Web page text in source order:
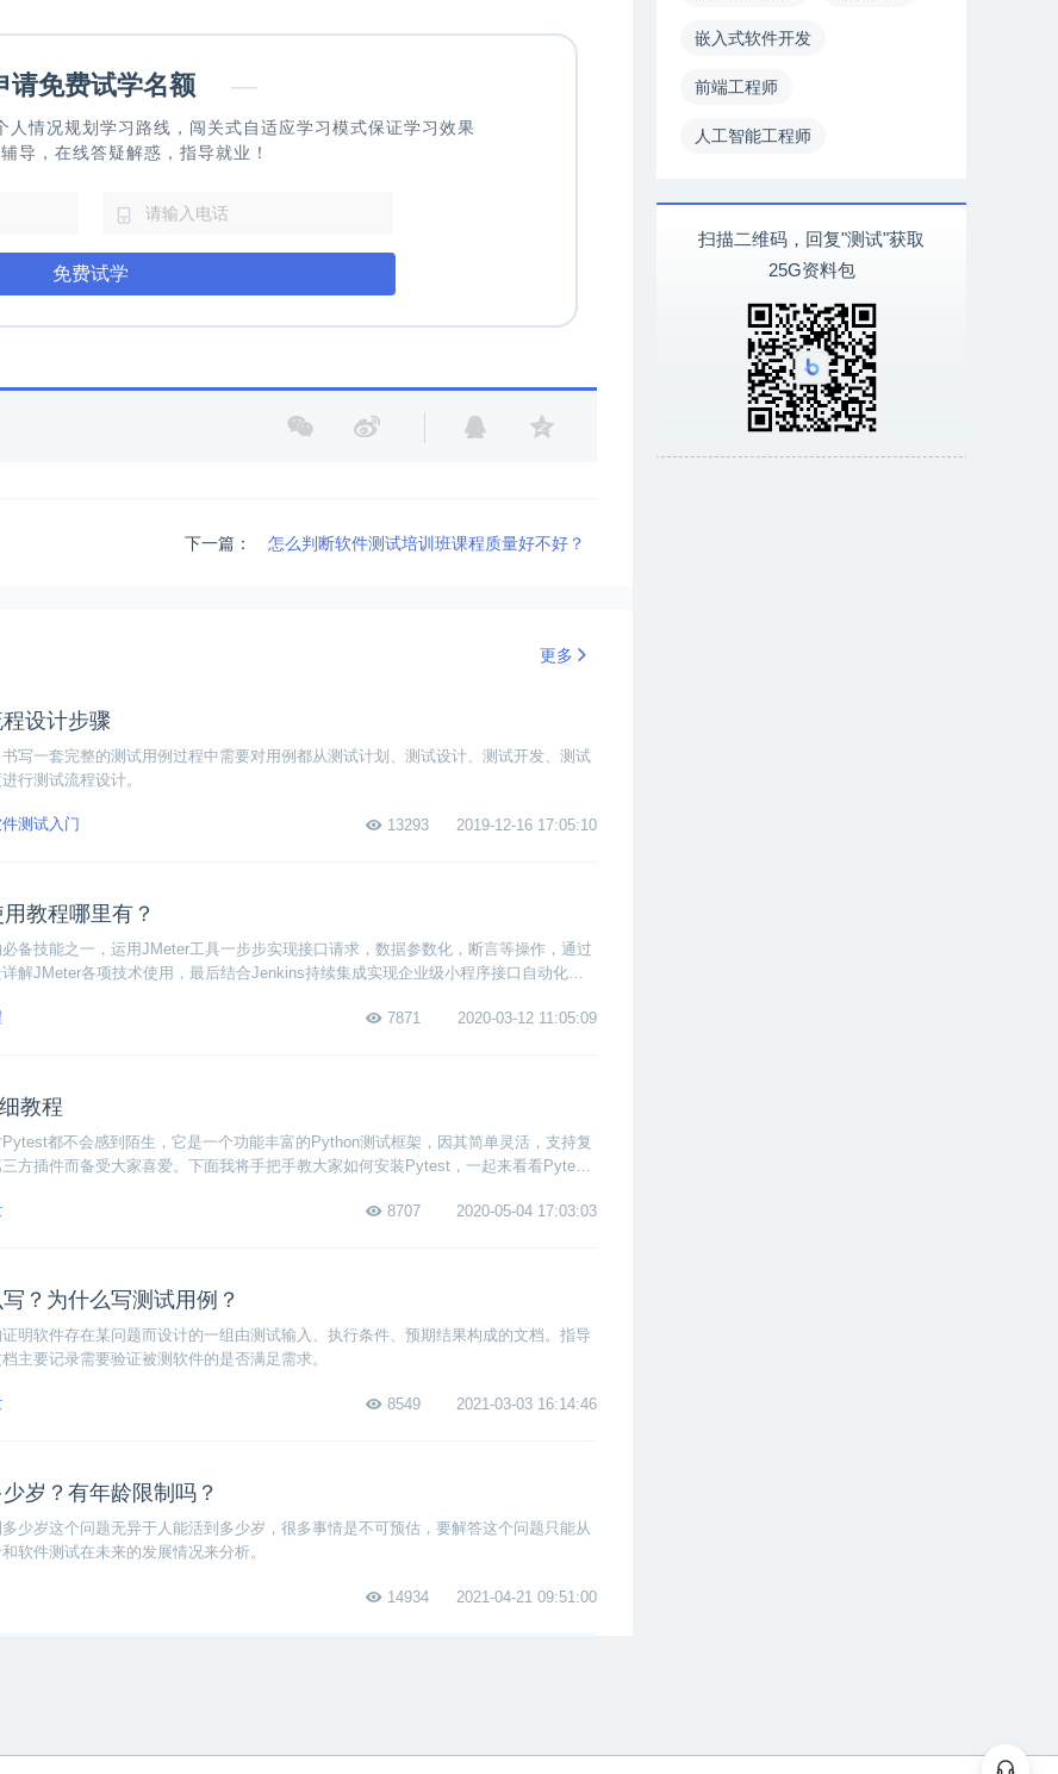
免费试学名额 —
情况规划学习路线，闯关式自适应学习模式保证学习效果
导，在线答疑解惑，指导就业！
免费试学
下一篇： 怎么判断软件测试培训班课程质量好不好？
更多
设计步骤
写一套完整的测试用例过程中需要对用例都从测试计划、测试设计、测试开发、测试
行测试流程设计。
13293 2019-12-16 17:05:10
测试入门
教程哪里有？
备技能之一，运用JMeter工具一步步实现接口请求，数据参数化，断言等操作，通过
解JMeter各项技术使用，最后结合Jenkins持续集成实现企业级小程序接口自动化测
7871
2020-03-12 11:05:09
教程
都不会感到陌生，它是一个功能丰富的Python测试框架，因其简单灵活，支持复
方插件而备受大家喜爱。下面我将手把手教大家如何安装Pytest，一起来看看Pytest
8707
2020-05-04 17:03:03
？为什么写测试用例？
明软件存在某问题而设计的一组由测试输入、执行条件、预期结果构成的文档。指导
主要记录需要验证被测软件的是否满足需求。
8549 2021-03-03 16:14:46
岁？有年龄限制吗？
少岁这个问题无异于人能活到多少岁，很多事情是不可预估，要解答这个问题只能从
软件测试在未来的发展情况来分析。
14934 2021-04-21 09:51:00
嵌入式软件开发
前端工程师
人工智能工程师
扫描二维码，回复"测试"获取
25G资料包